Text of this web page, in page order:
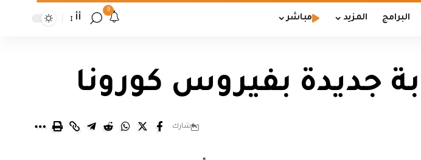
البرامج المزيد مباشر
9
أأ
شارك